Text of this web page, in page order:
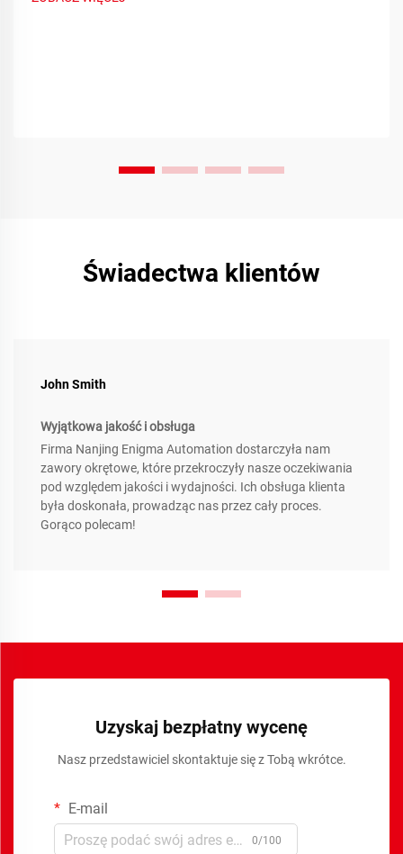
Świadectwa klientów
John Smith
Wyjątkowa jakość i obsługa
Firma Nanjing Enigma Automation dostarczyła nam
zawory okrętowe, które przekroczyły nasze oczekiwania
pod względem jakości i wydajności. Ich obsługa klienta
była doskonała, prowadząc nas przez cały proces.
Gorąco polecam!
Uzyskaj bezpłatny wycenę
Nasz przedstawiciel skontaktuje się z Tobą wkrótce.
E-mail
0/100